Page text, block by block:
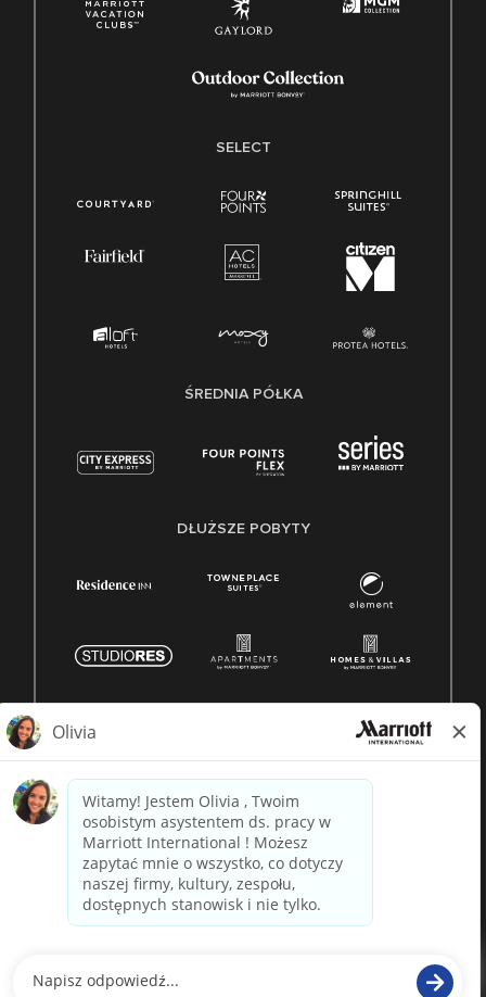
SELECT
ŚREDNIA PÓŁKA
DŁUŻSZE POBYTY
zastrzeżone. Własność Marriott
paradox.ai